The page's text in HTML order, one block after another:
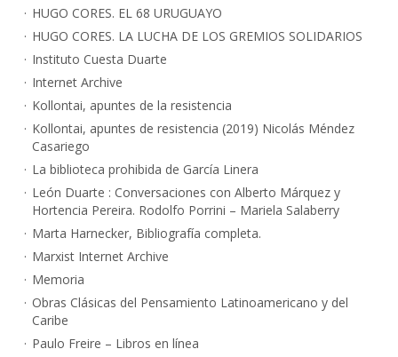
HUGO CORES. EL 68 URUGUAYO
HUGO CORES. LA LUCHA DE LOS GREMIOS SOLIDARIOS
Instituto Cuesta Duarte
Internet Archive
Kollontai, apuntes de la resistencia
Kollontai, apuntes de resistencia (2019) Nicolás Méndez
Casariego
La biblioteca prohibida de García Linera
León Duarte : Conversaciones con Alberto Márquez y
Hortencia Pereira. Rodolfo Porrini – Mariela Salaberry
Marta Harnecker, Bibliografía completa.
Marxist Internet Archive
Memoria
Obras Clásicas del Pensamiento Latinoamericano y del
Caribe
Paulo Freire – Libros en línea